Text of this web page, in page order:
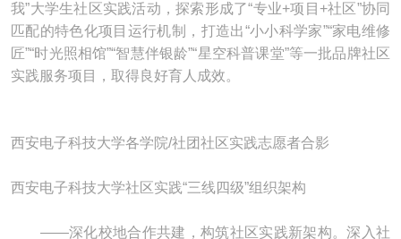
我”大学生社区实践活动，探索形成了“专业+项目+社区”协同
匹配的特色化项目运行机制，打造出“小小科学家”“家电维修
匠”“时光照相馆”“智慧伴银龄”“星空科普课堂”等一批品牌社区
实践服务项目，取得良好育人成效。
西安电子科技大学各学院/社团社区实践志愿者合影
西安电子科技大学社区实践“三线四级”组织架构
——深化校地合作共建，构筑社区实践新架构。深入社